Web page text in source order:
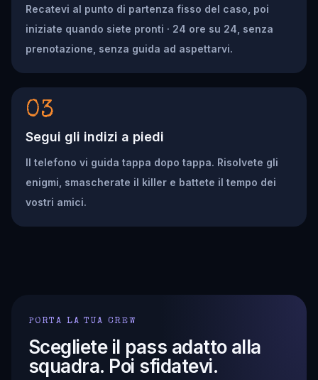
Recatevi al punto di partenza fisso del caso, poi
iniziate quando siete pronti · 24 ore su 24, senza
prenotazione, senza guida ad aspettarvi.
03
Segui gli indizi a piedi
Il telefono vi guida tappa dopo tappa. Risolvete gli
enigmi, smascherate il killer e battete il tempo dei
vostri amici.
PORTA LA TUA CREW
Scegliete il pass adatto alla
squadra. Poi sfidatevi.